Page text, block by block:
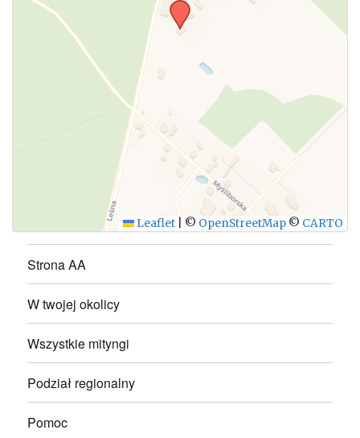
WYŚLIJ
Leaflet © OpenStreetMap © CARTO
Strona AA
W twojej okolicy
Wszystkie mityngi
Podział regionalny
Pomoc